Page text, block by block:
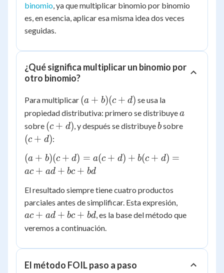
binomio, ya que multiplicar binomio por binomio
es, en esencia, aplicar esa misma idea dos veces
seguidas.
¿Qué significa multiplicar un binomio por
otro binomio?
Para multiplicar (a+b)
(c+d)
(a + b)(c + d) se usa la
propiedad distributiva: primero se distribuyea
a
sobre (c+d)
(c + d), y después se distribuyeb
bsobre(c+d)
(c + d):
(a+b)
(c+d)
a(c+d)
+
b(c+d)
= ac +
bc +
bd
(a + b)(c + d) = a(c + d) + b(c + d) =
ac + ad + bc + bd
El resultado siempre tiene cuatro productos
parciales antes de simplificar. Esta expresión,
+
bc
ac + ad + bc + bd, es la base del método que
veremos a continuación.
El método FOIL paso a paso